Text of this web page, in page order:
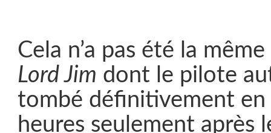
Cela n’a pas été la
Lord Jim dont le pilote
tombé définitivement en
heures seulement après